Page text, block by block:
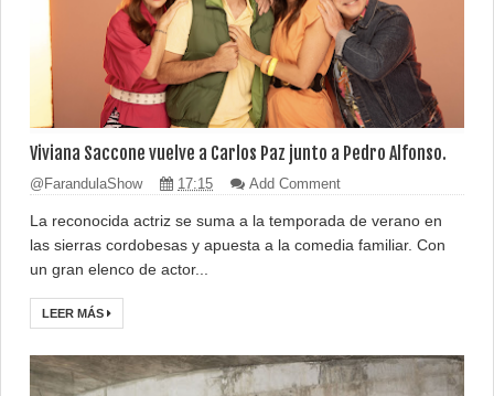
Viviana Saccone vuelve a Carlos Paz junto a Pedro Alfonso.
@FarandulaShow 17:15 Add Comment
La reconocida actriz se suma a la temporada de verano en
las sierras cordobesas y apuesta a la comedia familiar. Con
un gran elenco de actor...
LEER MÁS